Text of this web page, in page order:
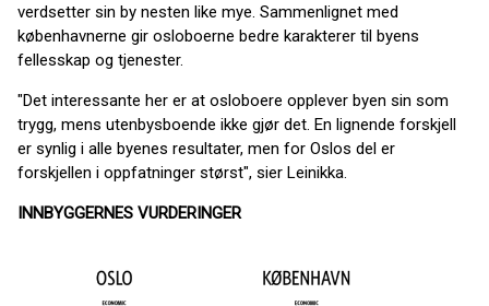
verdsetter sin by nesten like mye. Sammenlignet med
københavnerne gir osloboerne bedre karakterer til byens
fellesskap og tjenester.
"Det interessante her er at osloboere opplever byen sin som
trygg, mens utenbysboende ikke gjør det. En lignende forskjell
er synlig i alle byenes resultater, men for Oslos del er
forskjellen i oppfatninger størst", sier Leinikka.
INNBYGGERNES VURDERINGER